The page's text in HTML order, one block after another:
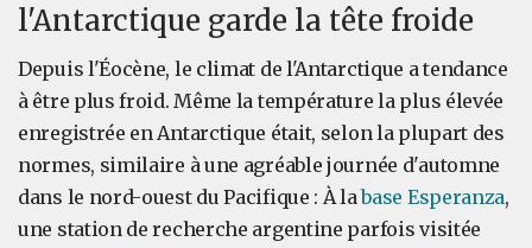
l'Antarctique garde la tête froide
Depuis l'Éocène, le climat de l'Antarctique a tendance
à être plus froid. Même la température la plus élevée
enregistrée en Antarctique était, selon la plupart des
normes, similaire à une agréable journée d'automne
dans le nord-ouest du Pacifique : À labase Esperanza,
une station de recherche argentine parfois visitée